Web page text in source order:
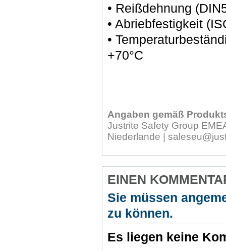
• Reißdehnung
• Abriebfestigkeit
•
+70°C
Angaben gemäß
Justrite Safety Group
Niederlande |
EINEN
Sie müssen
zu können.
Es liegen keine